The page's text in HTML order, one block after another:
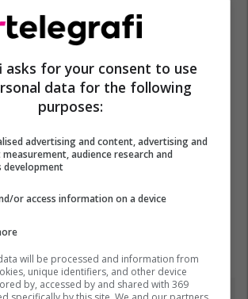
asks for your consent to use
data for the following
purposes:
advertising and content, advertising and
audience research and
development
or access information on a device
will be processed and information from
unique identifiers, and other device
by, accessed by and shared with 369